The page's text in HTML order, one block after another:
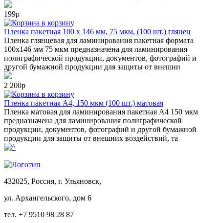
199р
в корзину
Пленка пакетная 100 х 146 мм, 75 мкм, (100 шт.) глянец
Пленка глянцевая для ламинирования пакетная формата
100х146 мм 75 мкм предназначена для ламинирования
полиграфической продукции, документов, фотографий и
другой бумажной продукции для защиты от внешни
2 200р
в корзину
Пленка пакетная А4, 150 мкм (100 шт.) матовая
Пленка матовая для ламинирования пакетная А4 150 мкм
предназначена для ламинирования полиграфической
продукции, документов, фотографий и другой бумажной
продукции для защиты от внешних воздействий, та
432025, Россия, г. Ульяновск,
ул. Архангельского, дом 6
тел. +7 9510 98 28 87